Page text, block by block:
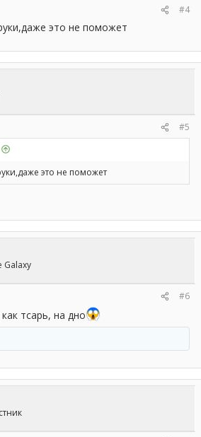
#4
это не поможет
#5
это не поможет
Galaxy
#6
тсарь, на дно